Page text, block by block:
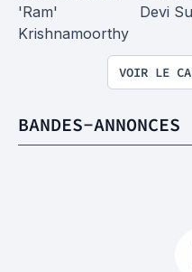
'Ram'
Krishnamoorthy
Devi
VOIR LE
BANDES-ANNONCES